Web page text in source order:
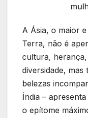
A Ásia, o maior
Terra, não é
cultura,
diversidade, mas
belezas
Índia –
o epítome